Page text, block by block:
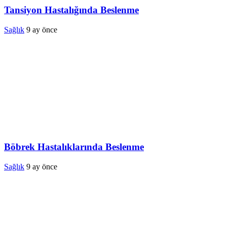
Tansiyon Hastalığında Beslenme
Sağlık 9 ay önce
Böbrek Hastalıklarında Beslenme
Sağlık 9 ay önce